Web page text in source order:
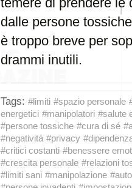
dalle persone
è troppo breve per
drammi inutili.
Tags: #limiti #spazio personale
energetici #manipolatori #salute
#persone tossiche #cura di sé
#negatività #privacy
#critici costanti #benessere
#crescita personale #relazioni
#limiti sani #manipolazione